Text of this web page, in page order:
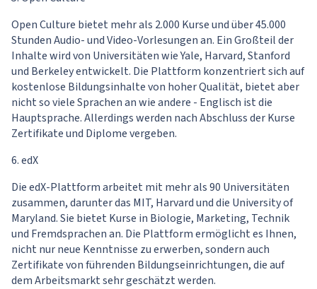
Open Culture bietet mehr als 2.000 Kurse und über 45.000
Stunden Audio- und Video-Vorlesungen an. Ein Großteil der
Inhalte wird von Universitäten wie Yale, Harvard, Stanford
und Berkeley entwickelt. Die Plattform konzentriert sich auf
kostenlose Bildungsinhalte von hoher Qualität, bietet aber
nicht so viele Sprachen an wie andere - Englisch ist die
Hauptsprache. Allerdings werden nach Abschluss der Kurse
Zertifikate und Diplome vergeben.
6. edX
Die edX-Plattform arbeitet mit mehr als 90 Universitäten
zusammen, darunter das MIT, Harvard und die University of
Maryland. Sie bietet Kurse in Biologie, Marketing, Technik
und Fremdsprachen an. Die Plattform ermöglicht es Ihnen,
nicht nur neue Kenntnisse zu erwerben, sondern auch
Zertifikate von führenden Bildungseinrichtungen, die auf
dem Arbeitsmarkt sehr geschätzt werden.